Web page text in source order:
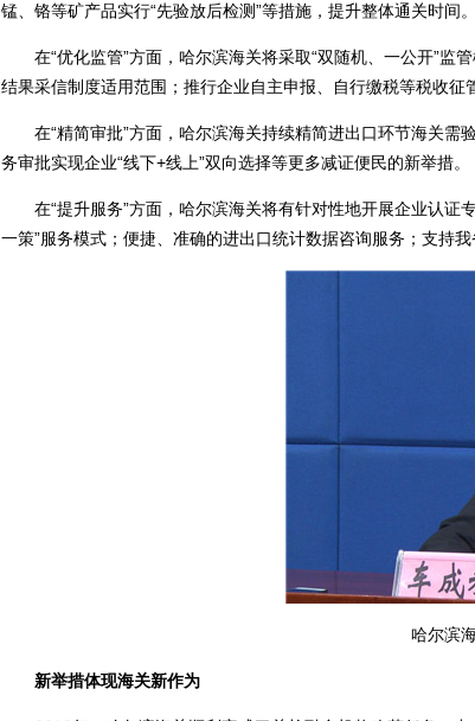
锰、铬等矿产品实行“先验放后检测”等措施，提升整体通关时间。
在“优化监管”方面，哈尔滨海关将采取“双随机、一公开”监
结果采信制度适用范围；推行企业自主申报、自行缴税等税收征
在“精简审批”方面，哈尔滨海关持续精简进出口环节海关需
务审批实现企业“线下+线上”双向选择等更多减证便民的新举措。
在“提升服务”方面，哈尔滨海关将有针对性地开展企业认证
一策”服务模式；便捷、准确的进出口统计数据咨询服务；支持
哈尔滨
新举措体现海关新作为